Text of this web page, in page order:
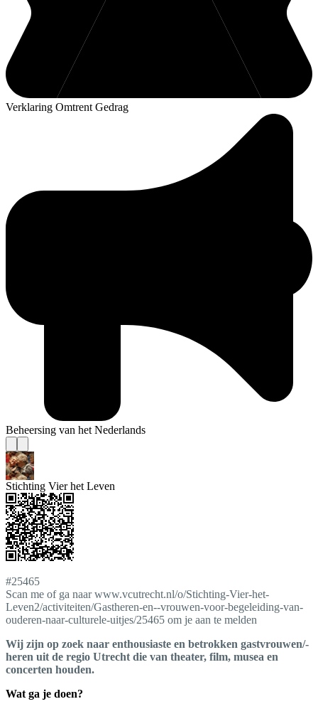
Verklaring Omtrent Gedrag
Beheersing van het Nederlands
Stichting Vier het Leven
#25465
Scan me of ga naar www.vcutrecht.nl/o/Stichting-Vier-het-
Leven2/activiteiten/Gastheren-en--vrouwen-voor-begeleiding-van-
ouderen-naar-culturele-uitjes/25465 om je aan te melden
Wij zijn op zoek naar enthousiaste en betrokken gastvrouwen/-
heren uit de regio Utrecht die van theater, film, musea en
concerten houden.
Wat ga je doen?